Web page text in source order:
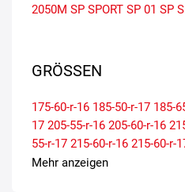
2050M SP SPORT SP 01 SP
GRÖSSEN
175-60-r-16 185-50-r-17 185-
17 205-55-r-16 205-60-r-16
55-r-17 215-60-r-16 215-60-r-
225-45-r-18 225-50-r-17
Mehr anzeigen